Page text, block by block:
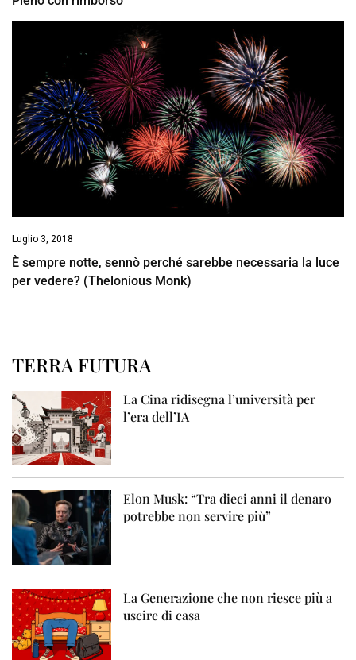
Luglio 3, 2018
È sempre notte, sennò perché sarebbe necessaria la luce
per vedere? (Thelonious Monk)
TERRA FUTURA
La Cina ridisegna l’università per
l’era dell’IA
Elon Musk: “Tra dieci anni il denaro
potrebbe non servire più”
La Generazione che non riesce più a
uscire di casa